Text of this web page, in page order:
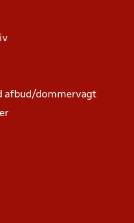
afbud/dommervagt